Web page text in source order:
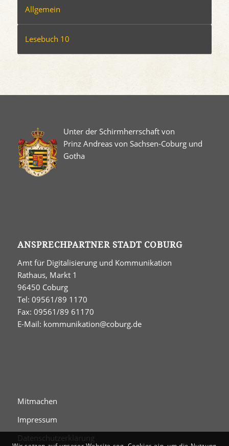
Allgemein
Lesebuch 10
Unter der Schirmherrschaft von
Prinz Andreas von Sachsen-Coburg und
Gotha
ANSPRECHPARTNER STADT COBURG
Amt für Digitalisierung und Kommunikation
Rathaus, Markt 1
96450 Coburg
Tel: 09561/89 1170
Fax: 09561/89 61170
E-Mail: kommunikation@coburg.de
Mitmachen
Impressum
Datenschutzerklärung